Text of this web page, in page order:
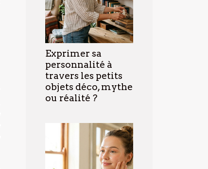
Exprimer sa
personnalité à
travers les petits
objets déco, mythe
ou réalité ?